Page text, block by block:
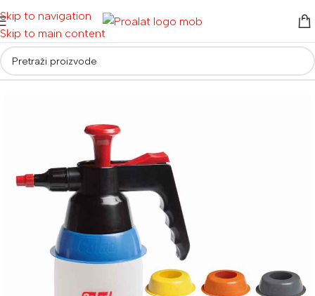
Skip to navigation
Skip to main content
Auto detailing i oprema Posude i cjedila